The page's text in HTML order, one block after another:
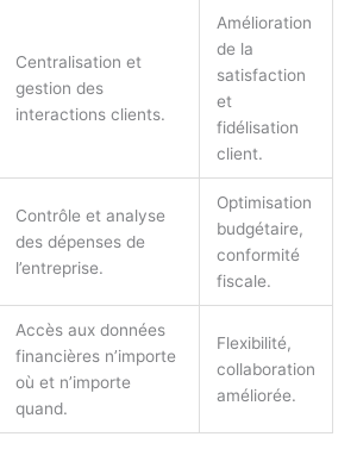
Centralisation et
gestion des
interactions clients.
Amélioration
de la
satisfaction
et
fidélisation
client.
Contrôle et analyse
des dépenses de
l’entreprise.
Optimisation
budgétaire,
conformité
fiscale.
Accès aux données
financières n’importe
où et n’importe
quand.
Flexibilité,
collaboration
améliorée.